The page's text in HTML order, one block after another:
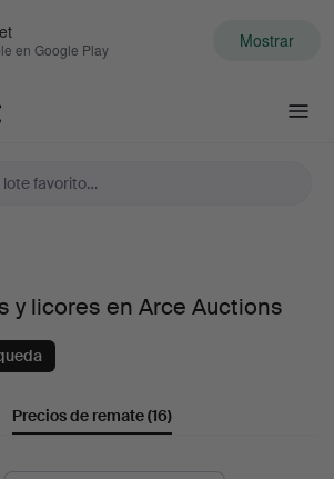
en Google Play Mostrar
y licores en Arce Auctions
Precios de remate(16)